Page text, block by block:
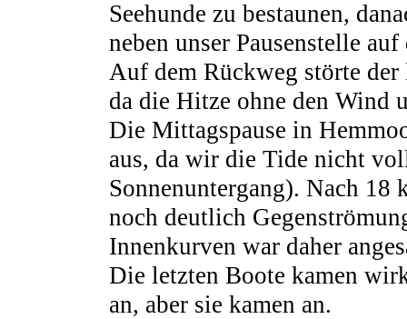
Seehunde zu bestaunen,
neben unser Pausenstelle
Auf dem Rückweg störte
da die Hitze ohne den Wind
Die Mittagspause in
aus, da wir die Tide nicht
Sonnenuntergang). Nach 18
noch deutlich
Innenkurven war daher
Die letzten Boote kamen
an, aber sie kamen an.